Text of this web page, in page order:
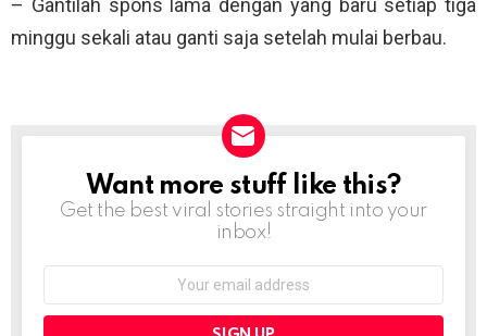
– Gantilah spons lama dengan yang baru setiap tiga
minggu sekali atau ganti saja setelah mulai berbau.
NEWSLETTER
Want more stuff like this?
Get the best viral stories straight into your
inbox!